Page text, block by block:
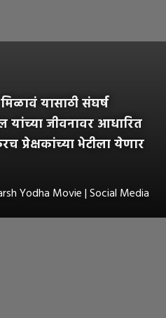
यासाठी संघर्ष
यांच्या जीवनावर आधारित
प्रेक्षकांच्या भेटीला येणार
Yodha Movie | Social Media